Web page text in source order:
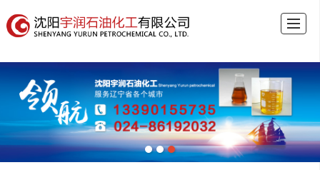
首页 关于宇润 锅炉燃料油燃油锅炉 燃烧器 案例展示新闻中心联系我们